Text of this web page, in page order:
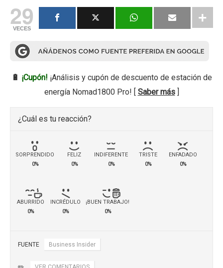
29
VECES
🔋 ¡Cupón! ¡Análisis y cupón de descuento de estación de
energía Nomad1800 Pro! [ Saber más]
¿Cuál es tu reacción?
SORPRENDIDO
0%
FELIZ
0%
INDIFERENTE
0%
TRISTE
0%
ENFADADO
0%
ABURRIDO
0%
INCRÉDULO
0%
¡BUEN TRABAJO!
0%
FUENTE Business Insider